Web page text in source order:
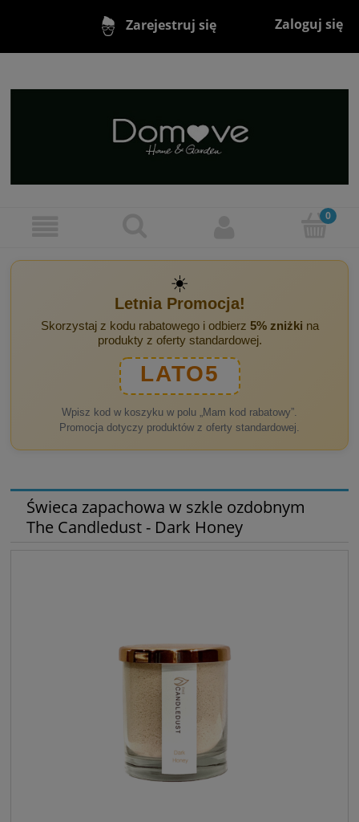
Zarejestruj się Zaloguj się
☀️
Letnia Promocja!
Skorzystaj z kodu rabatowego i odbierz 5% zniżki na
produkty z oferty standardowej.
LATO5
Wpisz kod w koszyku w polu „Mam kod rabatowy”.
Promocja dotyczy produktów z oferty standardowej.
Świeca zapachowa w szkle ozdobnym
The Candledust - Dark Honey